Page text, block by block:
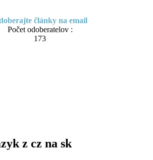
články na email
Počet odoberatelov :
173
z cz na sk